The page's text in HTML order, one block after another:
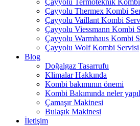
Çayyolu Termoteknik
Çayyolu Thermex Kombi
Çayyolu Vaillant Kombi
Çayyolu Viessmann Kombi
Çayyolu Warmhaus Kombi
Çayyolu Wolf Kombi Servisi
Blog
Doğalgaz Tasarrufu
Klimalar Hakkında
Kombi bakımının önemi
Kombi Bakımında neler
Çamaşır Makinesi
Bulaşık Makinesi
İletişim